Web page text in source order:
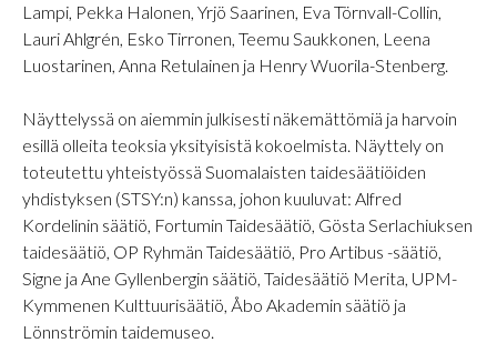
Lampi, Pekka Halonen, Yrjö Saarinen, Eva Törnvall-Collin,
Lauri Ahlgrén, Esko Tirronen, Teemu Saukkonen, Leena
Luostarinen, Anna Retulainen ja Henry Wuorila-Stenberg.
Näyttelyssä on aiemmin julkisesti näkemättömiä ja harvoin
esillä olleita teoksia yksityisistä kokoelmista. Näyttely on
toteutettu yhteistyössä Suomalaisten taidesäätiöiden
yhdistyksen (STSY:n) kanssa, johon kuuluvat: Alfred
Kordelinin säätiö, Fortumin Taidesäätiö, Gösta Serlachiuksen
taidesäätiö, OP Ryhmän Taidesäätiö, Pro Artibus -säätiö,
Signe ja Ane Gyllenbergin säätiö, Taidesäätiö Merita, UPM-
Kymmenen Kulttuurisäätiö, Åbo Akademin säätiö ja
Lönnströmin taidemuseo.